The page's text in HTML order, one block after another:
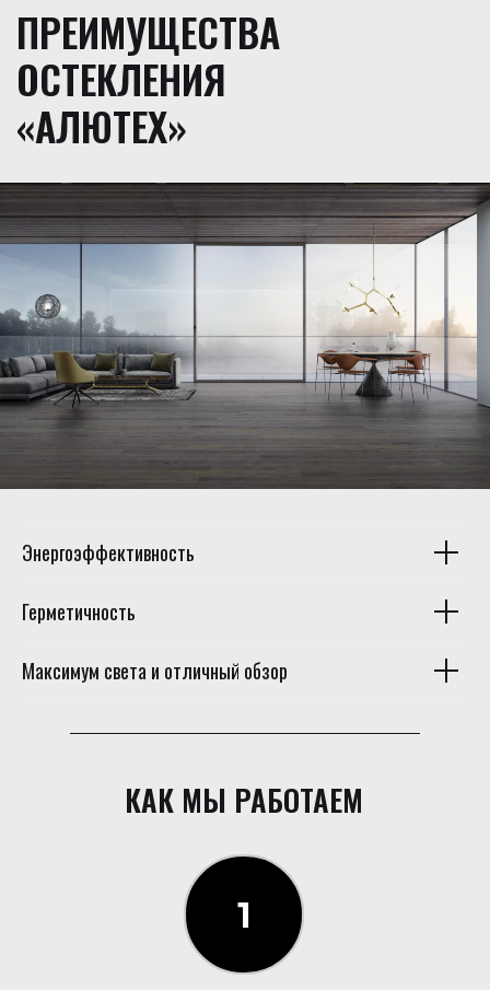
ПРЕИМУЩЕСТВА
ОСТЕКЛЕНИЯ
«АЛЮТЕХ»
Энергоэффективность
Герметичность
Максимум света и отличный обзор
1
1
КАК МЫ РАБОТАЕМ